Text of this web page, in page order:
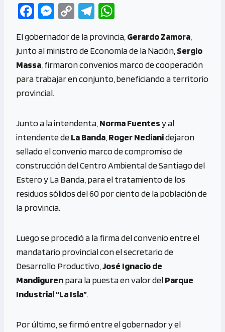
Fa
b
o
o
k
M
se
n
g
C
py
Li
n
Te
gr
a
m
at
s
A
El gobernador de la provincia, Gerardo Zamora
junto al ministro de Economía de la Nación, Sergio
Massa , firmaron convenios marco de cooperación
para trabajar en conjunto, beneficiando a territorio
provincial.
Junto a la intendenta, Norma Fuentesy al
intendente deLa Banda Roger Nedianidejaron
sellado el convenio marco de compromiso de
construcción del Centro Ambiental de Santiago del
Estero y La Banda, para el tratamiento de los
residuos sólidos del 60 por ciento de la población de
la provincia.
Luego se procedió a la firma del convenio entre el
mandatario provincial con el secretario de
Desarrollo Productivo, José Ignacio de
Mandigurenpara la puesta en valor delParque
Industrial “La Isla”.
Por último, se firmó entre el gobernador y el